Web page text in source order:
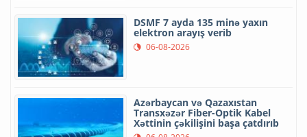
DSMF 7 ayda 135 minə yaxın
elektron arayış verib
06-08-2026
Azərbaycan və Qazaxıstan
Transxəzər Fiber-Optik Kabel
Xəttinin çəkilişini başa çatdırıb